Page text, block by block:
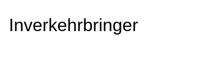
Inverkehrbringer